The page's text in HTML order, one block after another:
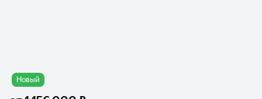
Новый